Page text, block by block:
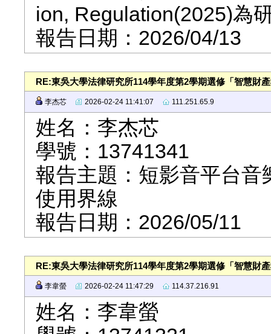
ion, Regulation(2025)為
報告日期：2026/04/13
RE:東吳大學法律研究所114學年度第2學期選修「智慧財
李杰芯 2026-02-24 11:41:07 111.251.65.9
姓名：李杰芯
學號：13741341
報告主題：短影音平台
使用界線
報告日期：2026/05/11
RE:東吳大學法律研究所114學年度第2學期選修「智慧財
李韋螢 2026-02-24 11:47:29 114.37.216.91
姓名：李韋螢